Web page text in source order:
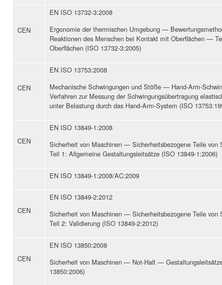
CEN
EN ISO 13732-3:2008
Ergonomie der thermischen Umgebung —
Reaktionen des Menschen bei Kontakt mit Oberflächen —
Oberflächen (ISO 13732-3:2005)
CEN
EN ISO 13753:2008
Mechanische Schwingungen und Stöße — Hand-Arm-
Verfahren zur Messung der Schwingungsübertragung
unter Belastung durch das Hand-Arm-System (ISO
CEN
EN ISO 13849-1:2008
Sicherheit von Maschinen — Sicherheitsbezogene Teile
Teil 1: Allgemeine Gestaltungsleitsätze (ISO 13849-1:2006)
EN ISO 13849-1:2008/AC:2009
CEN
EN ISO 13849-2:2012
Sicherheit von Maschinen — Sicherheitsbezogene Teile
Teil 2: Validierung (ISO 13849-2:2012)
CEN
EN ISO 13850:2008
Sicherheit von Maschinen — Not-Halt —
13850:2006)